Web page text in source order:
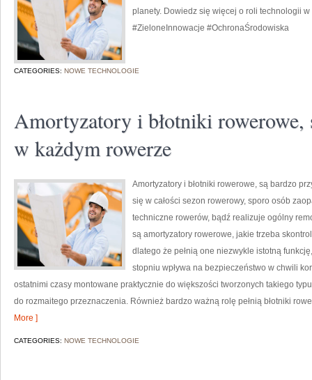
planety. Dowiedz się więcej o roli technologii
#ZieloneInnowacje #OchronaŚrodowiska
CATEGORIES: NOWE TECHNOLOGIE
Amortyzatory i błotniki rowerowe,
w każdym rowerze
Amortyzatory i błotniki rowerowe, są bardzo
się w całości sezon rowerowy, sporo osób
techniczne rowerów, bądź realizuje ogólny
są amortyzatory rowerowe, jakie trzeba
dlatego że pełnią one niezwykle istotną
stopniu wpływa na bezpieczeństwo w chwili
ostatnimi czasy montowane praktycznie do większości tworzonych takiego
do rozmaitego przeznaczenia. Również bardzo ważną rolę pełnią błotniki
More ]
CATEGORIES: NOWE TECHNOLOGIE